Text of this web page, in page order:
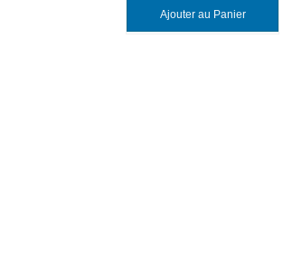
Ajouter au Panier